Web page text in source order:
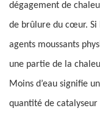
dégagement de
de brûlure du cœur. Si
agents moussants
une partie de la
Moins d’eau signifie
quantité de